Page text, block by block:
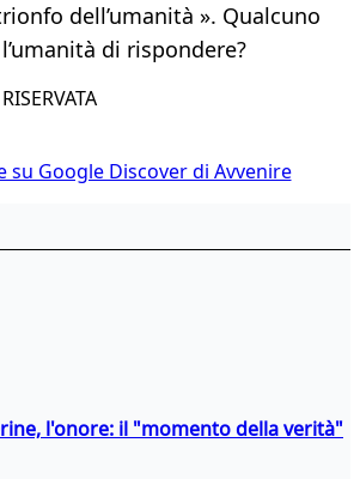
dell’umanità ». Qualcuno
di rispondere?
su Google Discover di Avvenire
l'onore: il "momento della verità"